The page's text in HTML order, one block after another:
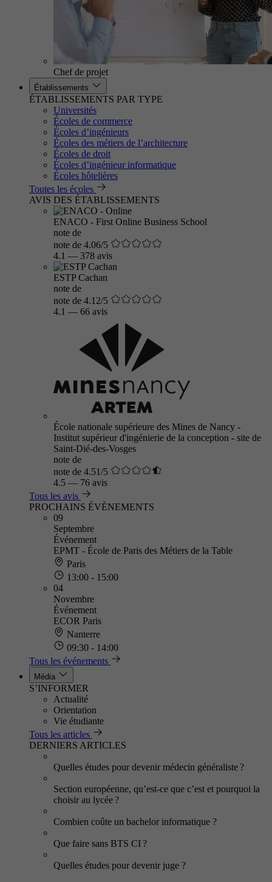
Chef de projet
Établissements
ÉTABLISSEMENTS PAR TYPE
Universités
Écoles de commerce
Écoles d’ingénieurs
Écoles des métiers de l’architecture
Écoles de droit
Écoles d’ingénieur informatique
Écoles hôtelières
Toutes les écoles
AVIS DES ÉTABLISSEMENTS
ENACO - First Online Business School
note de
note de 4.06/5
4.1 — 378 avis
ESTP Cachan
note de
note de 4.12/5
4.1 — 66 avis
École nationale supérieure des Mines de Nancy -
Institut supérieur d'ingénierie de la conception - site de
Saint-Dié-des-Vosges
note de
note de 4.51/5
4.5 — 76 avis
Tous les avis
PROCHAINS ÉVÈNEMENTS
09
Septembre
Événement
EPMT - École de Paris des Métiers de la Table
Paris
13:00 - 15:00
04
Novembre
Événement
ECOR Paris
Nanterre
09:30 - 14:00
Tous les événements
Média
S’INFORMER
Actualité
Orientation
Vie étudiante
Tous les articles
DERNIERS ARTICLES
Quelles études pour devenir médecin généraliste ?
Section européenne, qu’est-ce que c’est et pourquoi la
choisir au lycée ?
Combien coûte un bachelor informatique ?
Que faire sans BTS CI ?
Quelles études pour devenir juge ?